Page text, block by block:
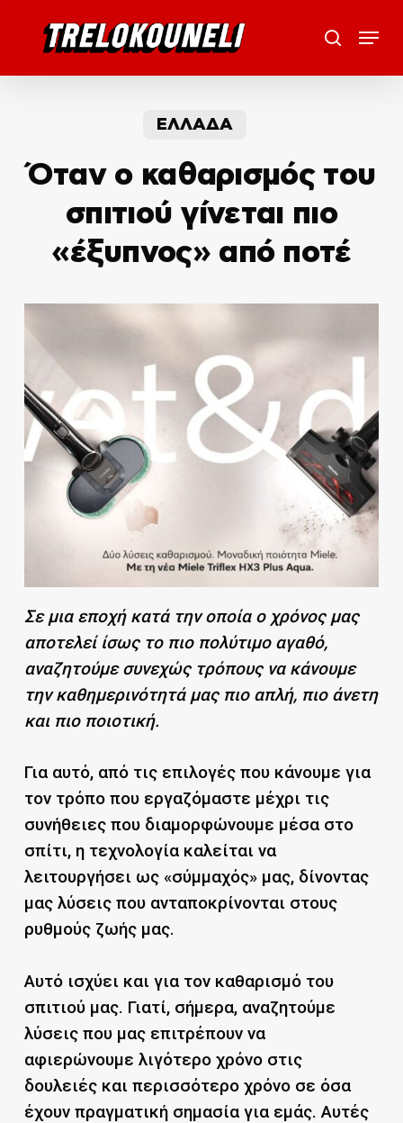
search
Menu
ΕΛΛΑΔΑ
Όταν ο καθαρισμός του
σπιτιού γίνεται πιο
«έξυπνος» από ποτέ
Σε μια εποχή κατά την οποία ο χρόνος μας
αποτελεί ίσως το πιο πολύτιμο αγαθό,
αναζητούμε συνεχώς τρόπους να κάνουμε
την καθημερινότητά μας πιο απλή, πιο άνετη
και πιο ποιοτική.
Για αυτό, από τις επιλογές που κάνουμε για
τον τρόπο που εργαζόμαστε μέχρι τις
συνήθειες που διαμορφώνουμε μέσα στο
σπίτι, η τεχνολογία καλείται να
λειτουργήσει ως «σύμμαχός» μας, δίνοντας
μας λύσεις που ανταποκρίνονται στους
ρυθμούς ζωής μας.
Αυτό ισχύει και για τον καθαρισμό του
σπιτιού μας. Γιατί, σήμερα, αναζητούμε
λύσεις που μας επιτρέπουν να
αφιερώνουμε λιγότερο χρόνο στις
δουλειές και περισσότερο χρόνο σε όσα
έχουν πραγματική σημασία για εμάς. Αυτές